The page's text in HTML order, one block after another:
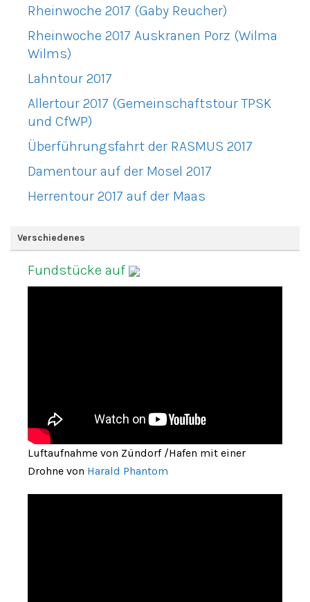
Rheinwoche 2017 (Gaby Reucher)
Rheinwoche 2017 Auskranen Porz (Wilma
Wilms)
Lahntour 2017
Allertour 2017 (Gemeinschaftstour TPSK
und CfWP)
Überführungsfahrt der RASMUS 2017
Damentour auf der Mosel 2017
Herrentour 2017 auf der Maas
Verschiedenes
Fundstücke auf
Luftaufnahme von Zündorf /Hafen mit einer
Drohne von Harald Phantom